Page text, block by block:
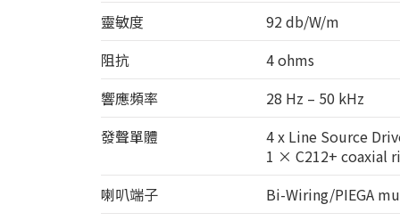
靈敏度
92 db/W/m
阻抗
4 ohms
響應頻率
28 Hz – 50 kHz
發聲單體
4 x Line Source
1 × C212+ coaxial
喇叭端子
Bi-Wiring/PIEGA